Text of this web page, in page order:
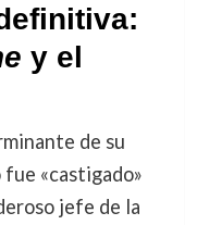
y el
de su
fue «castigado»
jefe de la